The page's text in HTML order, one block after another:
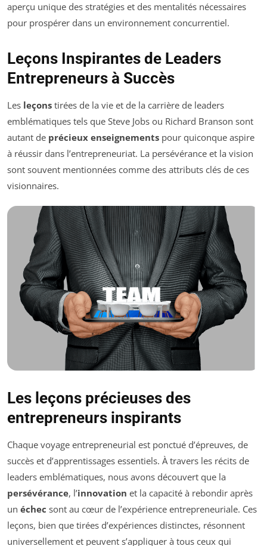
aperçu unique des stratégies et des mentalités nécessaires
pour prospérer dans un environnement concurrentiel.
Leçons Inspirantes de Leaders
Entrepreneurs à Succès
Les leçons tirées de la vie et de la carrière de leaders
emblématiques tels que Steve Jobs ou Richard Branson sont
autant de précieux enseignements pour quiconque aspire
à réussir dans l’entrepreneuriat. La persévérance et la vision
sont souvent mentionnées comme des attributs clés de ces
visionnaires.
Les leçons précieuses des
entrepreneurs inspirants
Chaque voyage entrepreneurial est ponctué d’épreuves, de
succès et d’apprentissages essentiels. À travers les récits de
leaders emblématiques, nous avons découvert que la
persévérance, l’innovation et la capacité à rebondir après
un échec sont au cœur de l’expérience entrepreneuriale. Ces
leçons, bien que tirées d’expériences distinctes, résonnent
universellement et peuvent s’appliquer à tous ceux qui